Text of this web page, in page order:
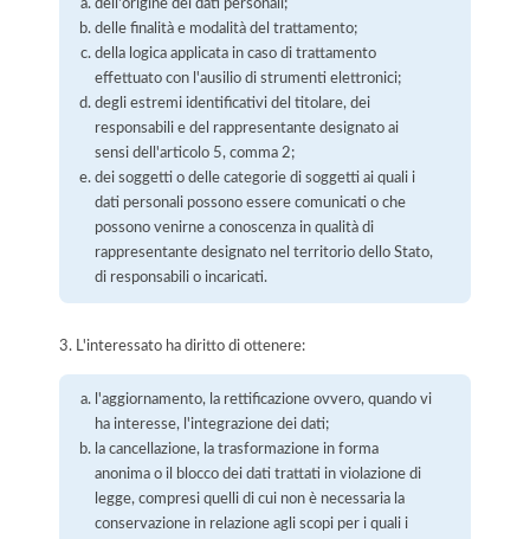
dell'origine dei dati personali;
delle finalità e modalità del trattamento;
della logica applicata in caso di trattamento
effettuato con l'ausilio di strumenti elettronici;
degli estremi identificativi del titolare, dei
responsabili e del rappresentante designato ai
sensi dell'articolo 5, comma 2;
dei soggetti o delle categorie di soggetti ai quali i
dati personali possono essere comunicati o che
possono venirne a conoscenza in qualità di
rappresentante designato nel territorio dello Stato,
di responsabili o incaricati.
3. L'interessato ha diritto di ottenere:
l'aggiornamento, la rettificazione ovvero, quando vi
ha interesse, l'integrazione dei dati;
la cancellazione, la trasformazione in forma
anonima o il blocco dei dati trattati in violazione di
legge, compresi quelli di cui non è necessaria la
conservazione in relazione agli scopi per i quali i